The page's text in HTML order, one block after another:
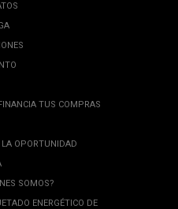
TUS COMPRAS
OPORTUNIDAD
SOMOS?
ENERGÉTICO DE